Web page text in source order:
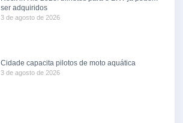
ser adquiridos
3 de agosto de 2026
Cidade capacita pilotos de moto aquática
3 de agosto de 2026